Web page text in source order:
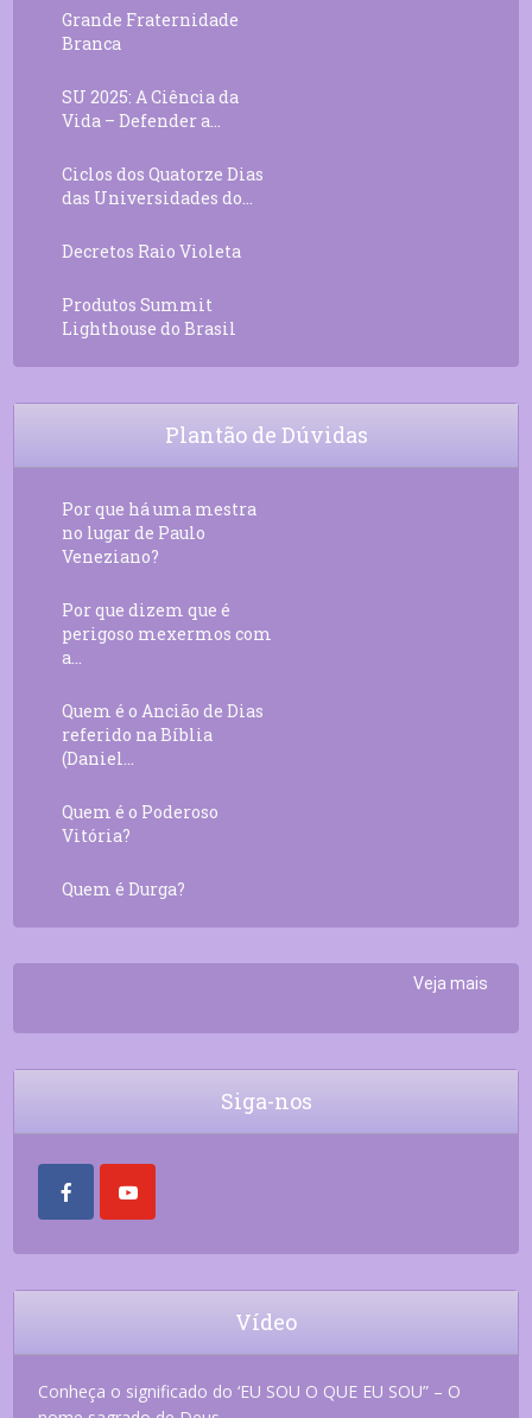
Grande Fraternidade
Branca
SU 2025: A Ciência da
Vida – Defender a...
Ciclos dos Quatorze Dias
das Universidades do...
Decretos Raio Violeta
Produtos Summit
Lighthouse do Brasil
Plantão de Dúvidas
Por que há uma mestra
no lugar de Paulo
Veneziano?
Por que dizem que é
perigoso mexermos com
a...
Quem é o Ancião de Dias
referido na Bíblia
(Daniel...
Quem é o Poderoso
Vitória?
Quem é Durga?
Veja mais
Siga-nos
Vídeo
Conheça o significado do ‘EU SOU O QUE EU SOU” – O